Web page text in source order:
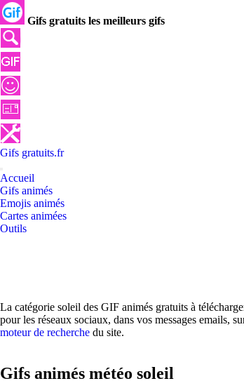
Gifs gratuits les meilleurs gifs
Gifs gratuits.fr
Accueil
Gifs animés
Emojis animés
Cartes animées
Outils
La catégorie soleil des GIF animés gratuits à
pour les réseaux sociaux, dans vos messages emails,
moteur de recherche du site.
Gifs animés météo soleil